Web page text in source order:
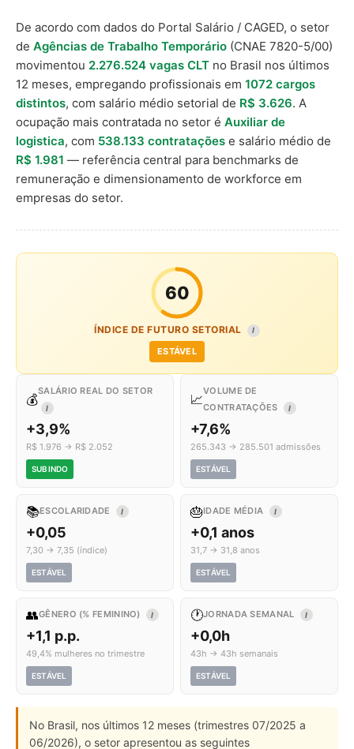
De acordo com dados do Portal Salário / CAGED, o setor
de Agências de Trabalho Temporário (CNAE 7820-5/00)
movimentou 2.276.524 vagas CLT no Brasil nos últimos
12 meses, empregando profissionais em 1072 cargos
distintos, com salário médio setorial de R$ 3.626. A
ocupação mais contratada no setor é Auxiliar de
logistica, com 538.133 contratações e salário médio de
R$ 1.981 — referência central para benchmarks de
remuneração e dimensionamento de workforce em
empresas do setor.
60
ÍNDICE DE FUTURO SETORIAL I
ESTÁVEL
💰
SALÁRIO REAL DO SETOR
I
+3,9%
R$ 1.976 → R$ 2.052
SUBINDO
📈
VOLUME DE
CONTRATAÇÕES
I
+7,6%
265.343 → 285.501 admissões
ESTÁVEL
📚ESCOLARIDADE I
+0,05
7,30 → 7,35 (índice)
ESTÁVEL
🎂IDADE MÉDIA I
+0,1 anos
31,7 → 31,8 anos
ESTÁVEL
👥GÊNERO (% FEMININO) I
+1,1 p.p.
49,4% mulheres no trimestre
ESTÁVEL
🕐JORNADA SEMANAL I
+0,0h
43h → 43h semanais
ESTÁVEL
No Brasil, nos últimos 12 meses (trimestres 07/2025 a
06/2026), o setor apresentou as seguintes